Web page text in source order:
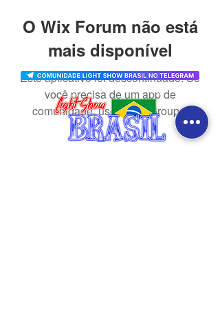
O Wix Forum não está
mais disponível
Este aplicativo foi descontinuado. Se
você precisa de um app de
comunidade, use o Wix Groups.